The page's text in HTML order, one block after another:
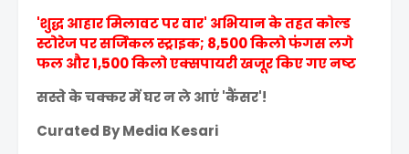
'शुद्ध आहार मिलावट पर वार' अभियान के तहत कोल्ड
स्टोरेज पर सर्जिकल स्ट्राइक; 8,500 किलो फंगस लगे
फल और 1,500 किलो एक्सपायरी खजूर किए गए नष्ट
सस्ते के चक्कर में घर न ले आएं 'कैंसर'!
Curated By Media Kesari